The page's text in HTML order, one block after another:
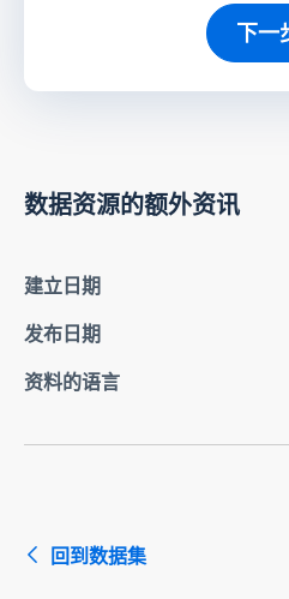
下一
数据资源的额外资讯
建立日期
发布日期
资料的语言
回到数据集